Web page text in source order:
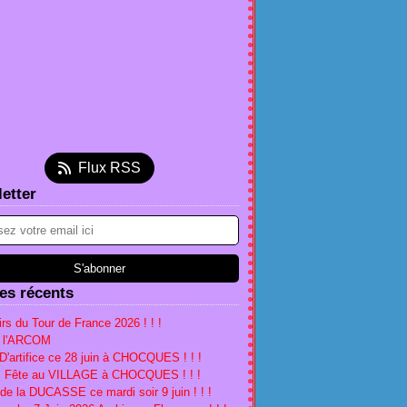
(1)
(2)
(5)
(5)
(2)
(3)
(1)
(3)
(2)
(1)
(16)
(2)
Flux RSS
récents
du Tour de France 2026 ! ! !
ce 28 juin à CHOCQUES ! ! !
Fête au VILLAGE à CHOCQUES ! ! !
la DUCASSE ce mardi soir 9 juin ! ! !